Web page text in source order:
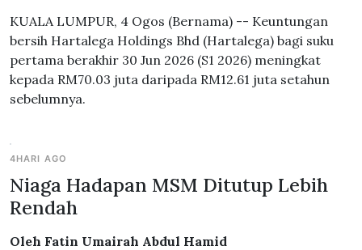
KUALA LUMPUR, 4 Ogos (Bernama) -- Keuntungan
bersih Hartalega Holdings Bhd (Hartalega) bagi suku
pertama berakhir 30 Jun 2026 (S1 2026) meningkat
kepada RM70.03 juta daripada RM12.61 juta setahun
sebelumnya.
4HARI AGO
Niaga Hadapan MSM Ditutup Lebih
Rendah
Oleh Fatin Umairah Abdul Hamid